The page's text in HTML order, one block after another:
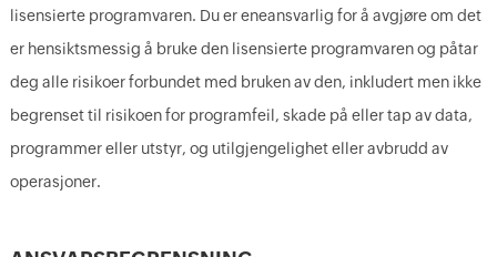
lisensierte programvaren. Du er eneansvarlig for å avgjøre om det
er hensiktsmessig å bruke den lisensierte programvaren og påtar
deg alle risikoer forbundet med bruken av den, inkludert men ikke
begrenset til risikoen for programfeil, skade på eller tap av data,
programmer eller utstyr, og utilgjengelighet eller avbrudd av
operasjoner.